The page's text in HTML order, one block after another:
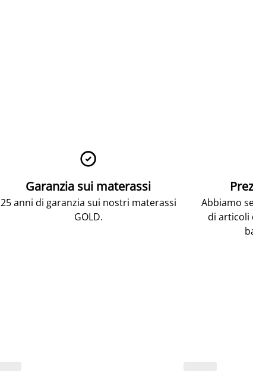

Garanzia sui materassi
25 anni di garanzia sui nostri materassi
GOLD.
Abbiamo
di articoli